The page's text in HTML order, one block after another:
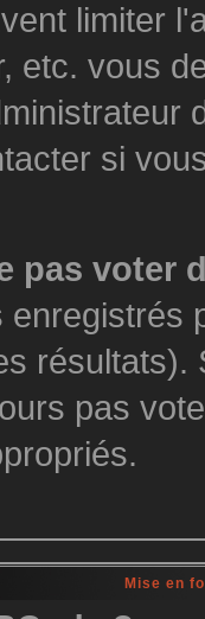
limiter
etc. vous
si
pas voter
enregistrés
pas
Mise en